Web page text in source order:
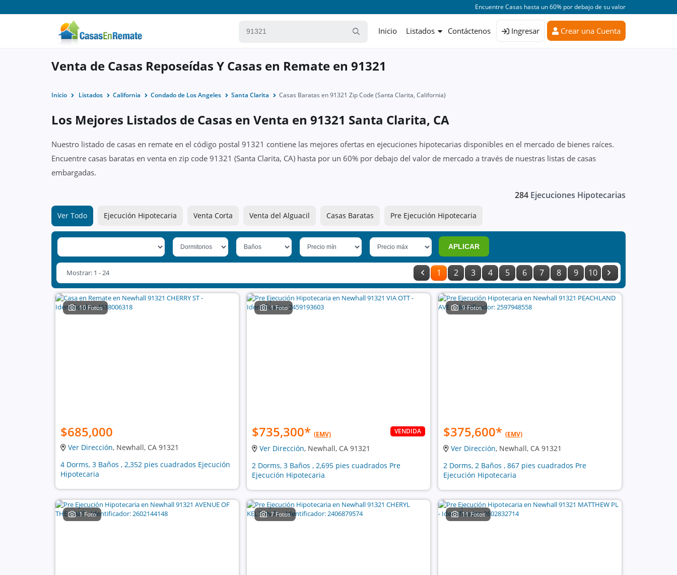
Encuentre Casas hasta un 60% por debajo de su valor
Inicio Listados Contáctenos Ingresar Crear una Cuenta
Venta de Casas Reposeídas Y Casas en Remate en 91321
Inicio Listados California Condado de Los Angeles Santa Clarita Casas Baratas en 91321 Zip Code (Santa Clarita, California)
Los Mejores Listados de Casas en Venta en 91321 Santa Clarita, CA
Nuestro listado de casas en remate en el código postal 91321 contiene las mejores ofertas en ejecuciones hipotecarias disponibles en el mercado de bienes raíces.
Encuentre casas baratas en venta en zip code 91321 (Santa Clarita, CA) hasta por un 60% por debajo del valor de mercado a través de nuestras listas de casas
embargadas.
284 Ejecuciones Hipotecarias
Ver Todo Ejecución Hipotecaria Venta Corta Venta del Alguacil Casas Baratas Pre Ejecución Hipotecaria
APLICAR
1 2 3 4 5 6 7 8 9 10
Mostrar: 1 - 24
10 Fotos
$685,000
Ver Dirección, Newhall, CA 91321
4 Dorms, 3 Baños , 2,352 pies cuadrados Ejecución
Hipotecaria
1 Foto
$735,300* (EMV) VENDIDA
Ver Dirección, Newhall, CA 91321
2 Dorms, 3 Baños , 2,695 pies cuadrados Pre
Ejecución Hipotecaria
9 Fotos
$375,600* (EMV)
Ver Dirección, Newhall, CA 91321
2 Dorms, 2 Baños , 867 pies cuadrados Pre
Ejecución Hipotecaria
1 Foto 7 Fotos 11 Fotos